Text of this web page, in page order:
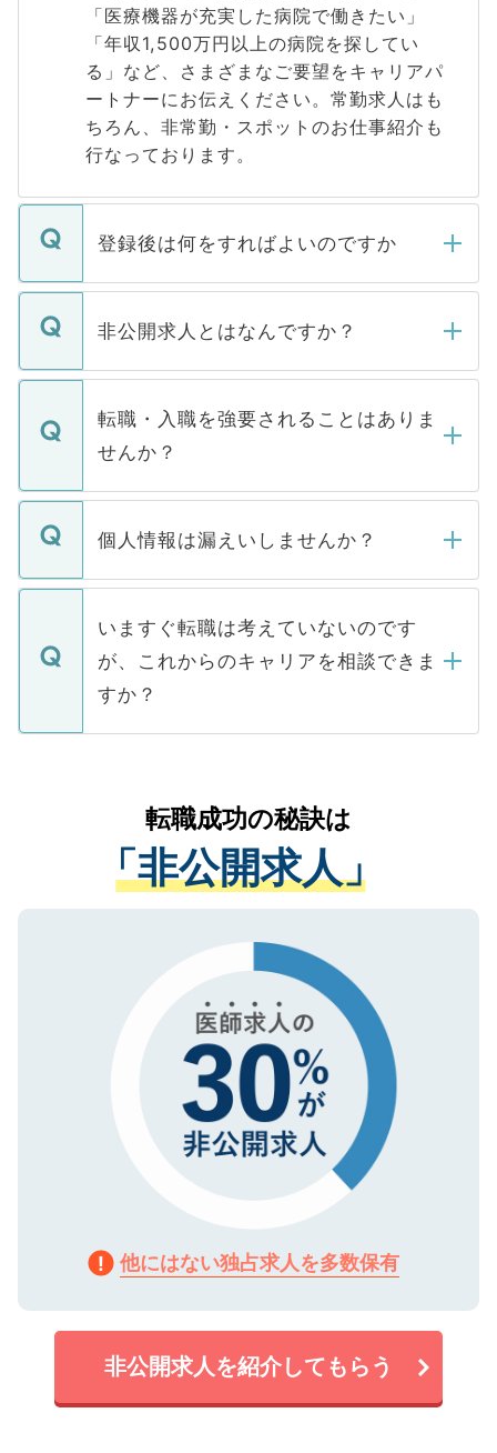
「医療機器が充実した病院で働きたい」
「年収1,500万円以上の病院を探してい
る」など、さまざまなご要望をキャリアパ
ートナーにお伝えください。常勤求人はも
ちろん、非常勤・スポットのお仕事紹介も
行なっております。
登録後は何をすればよいのですか
ご登録いただきましたら、弊社担当者がご
登録内容を確認し、その後メールもしくは
ます。通常、5営業日以内にはご連絡をせて
いただきますので、しばらくお待ちくださ
非公開求人とはなんですか？
マイナビDOCTORで取り扱っている求人の
うち約3割は、Webサイトからご覧いただ
けない「非公開求人」です。非公開求人は
下記の理由によって、一般には公開してい
ません。
■応募殺到を避けるため 人気のある医療機
関を公にしてしまうと、応募が殺到する場
に、医療機関が求める条件に合った人材の
みを人材紹介会社に依頼するケースが増え
ています。
転職・入職を強要されることはありま
せんか？
転職・入職を強要することは一切ありませ
ん。また、仮に応募先から内定をいただい
定を承諾する必要はありません。内定先へ
の辞退の連絡はキャリアパートナーが行い
個人情報は漏えいしませんか？
個人情報が漏えいすることはありませんの
で、ご安心ください。当サイトからの登録
などで収集したご登録者様の個人情報は、
ご本人のキャリアアップおよび転職活動の
支援を目的に使用いたします。お預かりし
ているすべての個人データはご本人の許可
は、個人情報の取り扱いについての厳密な
管理基準を満たした事業者のみに付与され
る、プライバシーマークを取得済みです。
で、機密保持に関してもご安心ください。
いますぐ転職は考えていないのです
が、これからのキャリアを相談できま
すか？
かがいして、現在の医療機関の状況や紹介
経験をまじえながら、適切なアドバイスを
させていただきます。すぐにご転職をされ
ない方には、長期的なサポートが可能です
ので、まずはご登録ください。
転職成功の秘訣は
「非公開求人」
他にはない独占求人を多数保有
非公開求人を紹介してもらう